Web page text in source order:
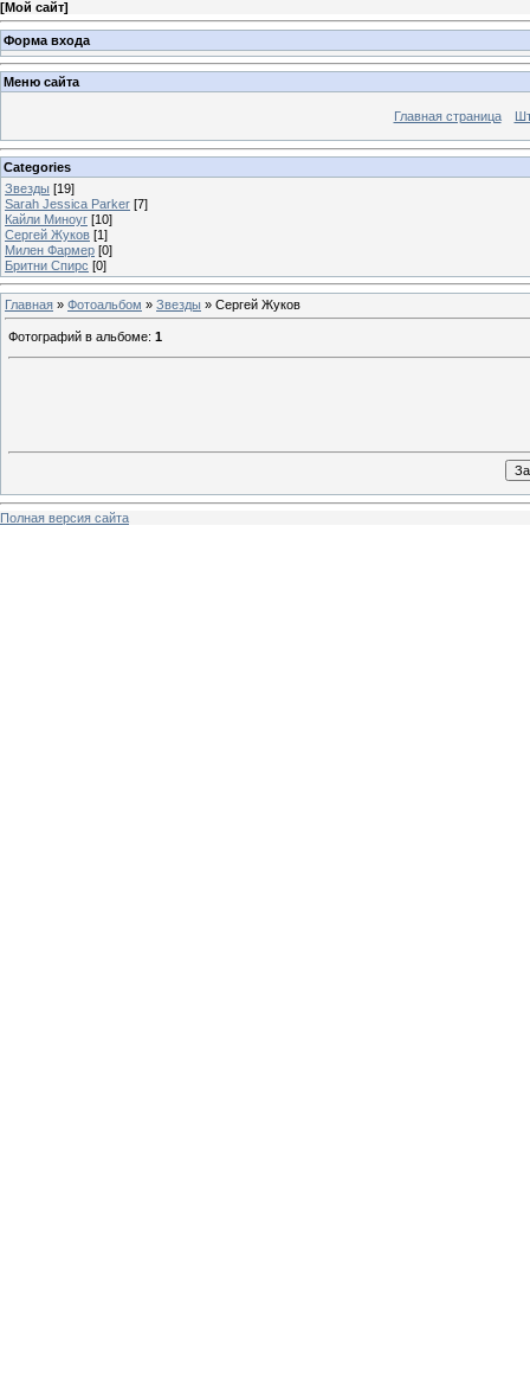
[Мой сайт]
Форма входа
Меню сайта
Главная страница
Categories
Звезды [19]
Sarah Jessica Parker [7]
Кайли Миноуг [10]
Сергей Жуков [1]
Милен Фармер [0]
Бритни Спирс [0]
Главная » Фотоальбом » Звезды » Сергей Жуков
Фотографий в альбоме: 1
Полная версия сайта